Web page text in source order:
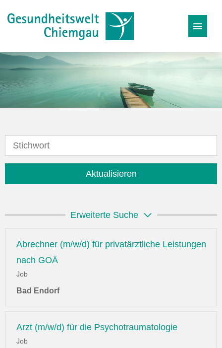
Stellenangebote
Karriereseite
Aktualisieren
Erweiterte Suche
Abrechner (m/w/d) für privatärztliche Leistungen
nach GOÄ
Job
Bad Endorf
Arzt (m/w/d) für die Psychotraumatologie
Job